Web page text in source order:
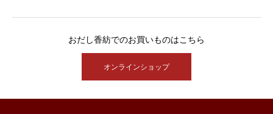
おだし香紡でのお買いものはこちら
オンラインショップ